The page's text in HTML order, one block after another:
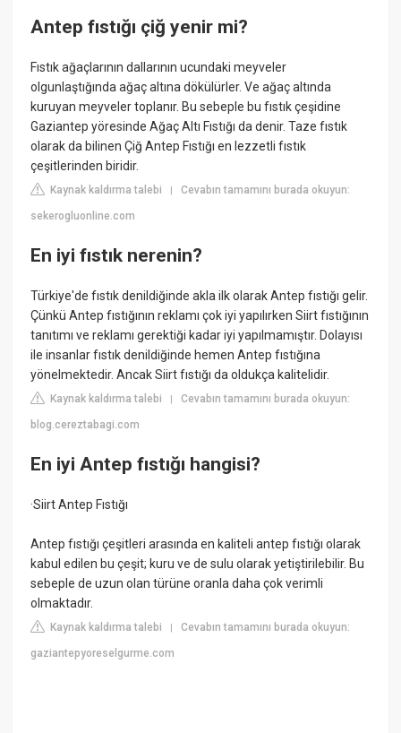
Antep fıstığı çiğ yenir mi?
Fıstık ağaçlarının dallarının ucundaki meyveler
olgunlaştığında ağaç altına dökülürler. Ve ağaç altında
kuruyan meyveler toplanır. Bu sebeple bu fıstık çeşidine
Gaziantep yöresinde Ağaç Altı Fıstığı da denir. Taze fıstık
olarak da bilinen Çiğ Antep Fıstığı en lezzetli fıstık
çeşitlerinden biridir.
Kaynak kaldırma talebi |Cevabın tamamını burada okuyun:
sekerogluonline.com
En iyi fıstık nerenin?
Türkiye'de fıstık denildiğinde akla ilk olarak Antep fıstığı gelir.
Çünkü Antep fıstığının reklamı çok iyi yapılırken Siirt fıstığının
tanıtımı ve reklamı gerektiği kadar iyi yapılmamıştır. Dolayısı
ile insanlar fıstık denildiğinde hemen Antep fıstığına
yönelmektedir. Ancak Siirt fıstığı da oldukça kalitelidir.
Kaynak kaldırma talebi |Cevabın tamamını burada okuyun:
blog.cereztabagi.com
En iyi Antep fıstığı hangisi?
·Siirt Antep Fıstığı
Antep fıstığı çeşitleri arasında en kaliteli antep fıstığı olarak
kabul edilen bu çeşit; kuru ve de sulu olarak yetiştirilebilir. Bu
sebeple de uzun olan türüne oranla daha çok verimli
olmaktadır.
Kaynak kaldırma talebi |Cevabın tamamını burada okuyun:
gaziantepyoreselgurme.com